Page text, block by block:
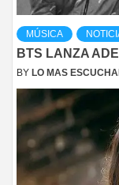
MÚSICA
BTS LANZA
BY LO MAS